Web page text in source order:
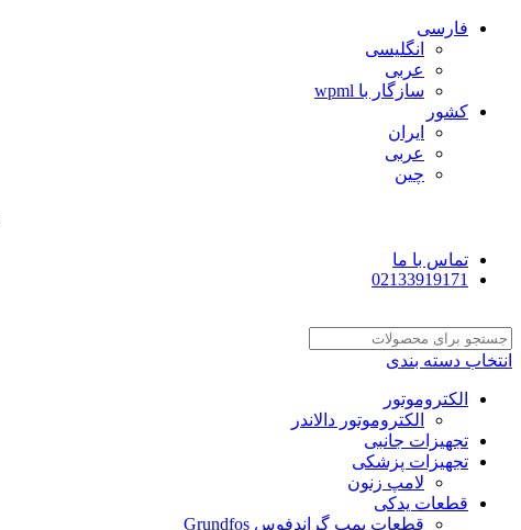
فارسی
انگلیسی
عربی
سازگار با wpml
کشور
ایران
عربی
چین
تماس با ما
02133919171
انتخاب دسته بندی
الکتروموتور
الکتروموتور دالاندر
تجهیزات جانبی
تجهیزات پزشکی
لامپ زنون
قطعات یدکی
قطعات پمپ گراندفوس Grundfos